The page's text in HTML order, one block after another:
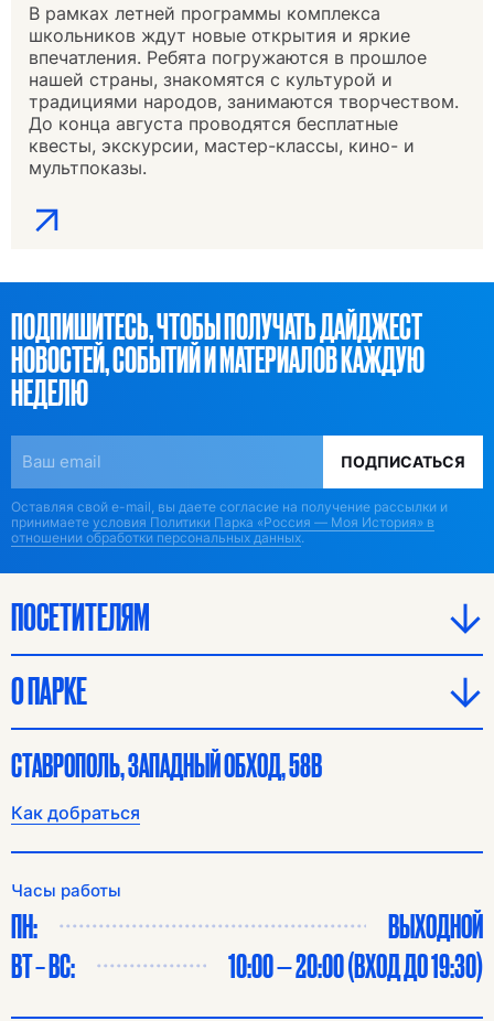
В рамках летней программы комплекса
школьников ждут новые открытия и яркие
впечатления. Ребята погружаются в прошлое
нашей страны, знакомятся с культурой и
традициями народов, занимаются творчеством.
До конца августа проводятся бесплатные
квесты, экскурсии, мастер-классы, кино- и
мультпоказы.
ПОДПИШИТЕСЬ, ЧТОБЫ ПОЛУЧАТЬ ДАЙДЖЕСТ
НОВОСТЕЙ, СОБЫТИЙ И МАТЕРИАЛОВ КАЖДУЮ
НЕДЕЛЮ
ПОДПИСАТЬСЯ
Оставляя свой e-mail, вы даете согласие на получение рассылки и
принимаете условия Политики Парка «Россия — Моя История» в
отношении обработки персональных данных.
ПОСЕТИТЕЛЯМ
О ПАРКЕ
СТАВРОПОЛЬ, ЗАПАДНЫЙ ОБХОД, 58В
Как добраться
Часы работы
ПН:
ВЫХОДНОЙ
ВТ – ВС:
10:00 — 20:00 (ВХОД ДО 19:30)